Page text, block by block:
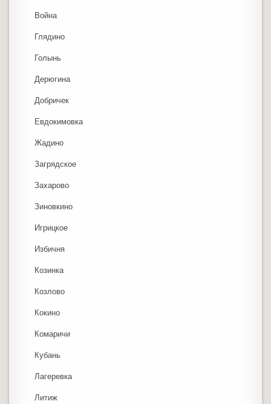
Война
Глядино
Голынь
Дерюгина
Добричек
Евдокимовка
Жадино
Загрядское
Захарово
Зиновкино
Игрицкое
Избичня
Козинка
Козлово
Кокино
Комаричи
Кубань
Лагеревка
Литиж